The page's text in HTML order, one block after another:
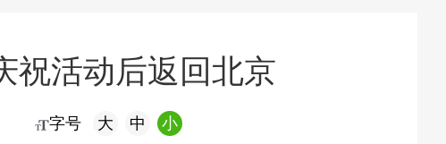
祝活动后返回北京
字号 大 中 小